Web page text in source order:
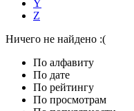
Y
Z
Ничего не найдено :(
По алфавиту
По дате
По рейтингу
По просмотрам